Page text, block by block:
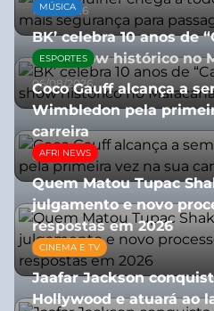
10/07/2026
MÚSICA
BK’ celebra 10 anos de
com show histórico no
06/08/2026
ESPORTES
Coco Gauff alcança a
Wimbledon pela
carreira
08/07/2026
AFRI NEWS
Quem Matou Tupac
julgamento e novo
respostas em 2026
05/08/2026
CINEMA E TV
Jaafar Jackson
Hollywood e atuará ao